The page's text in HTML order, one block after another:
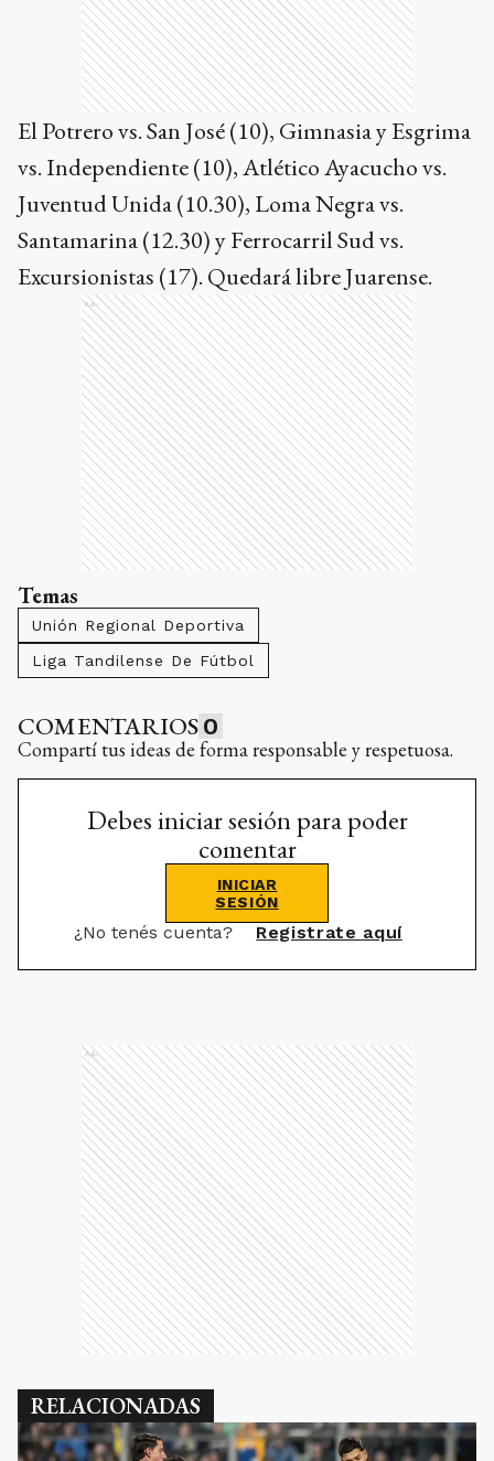
El Potrero vs. San José (10), Gimnasia y Esgrima
vs. Independiente (10), Atlético Ayacucho vs.
Juventud Unida (10.30), Loma Negra vs.
Santamarina (12.30) y Ferrocarril Sud vs.
Excursionistas (17). Quedará libre Juarense.
Ads
Temas
Unión Regional Deportiva
Liga Tandilense De Fútbol
COMENTARIOS 0
Compartí tus ideas de forma responsable y respetuosa.
Debes iniciar sesión para poder
comentar
INICIAR
SESIÓN
¿No tenés cuenta? Registrate aquí
Ads
RELACIONADAS